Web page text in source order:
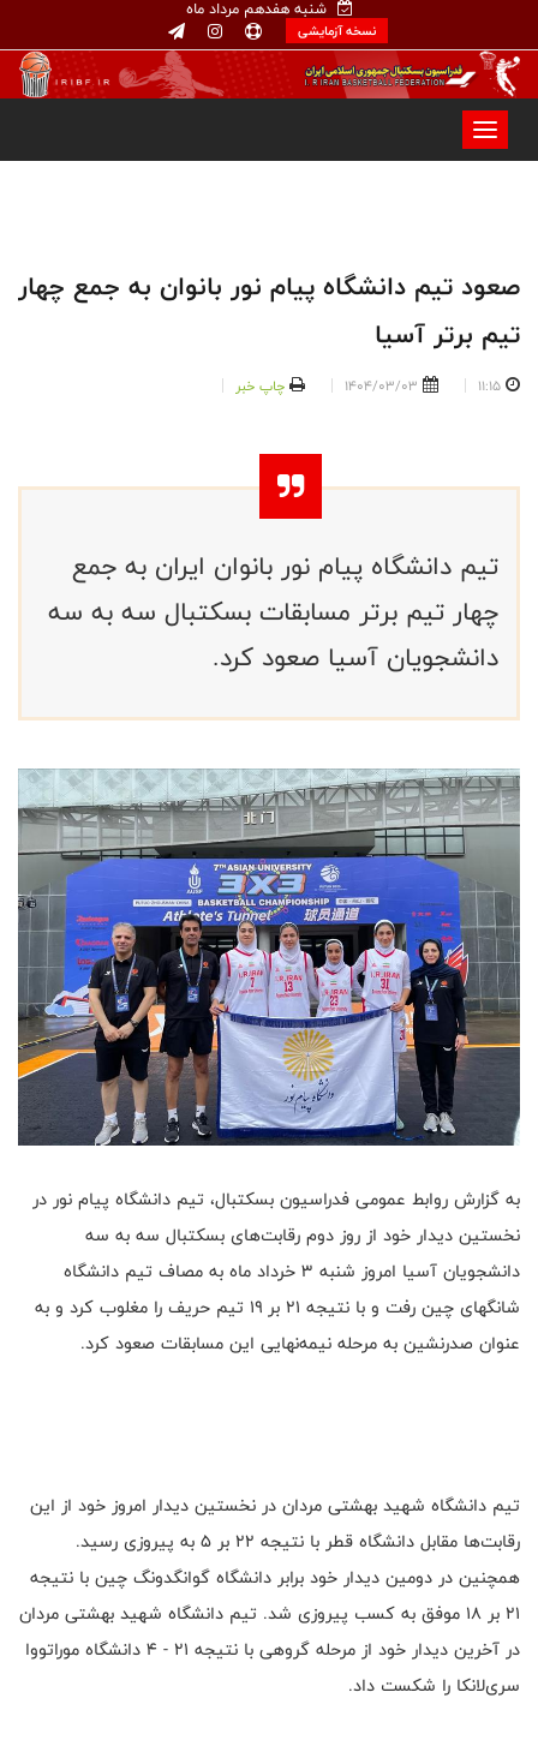
شنبه هفدهم مرداد ماه
نسخه آزمایشی
صعود تیم دانشگاه پیام نور بانوان به جمع چهار
تیم برتر آسیا
11:15
1404/03/03 چاپ خبر
تیم دانشگاه پیام نور بانوان ایران به جمع
چهار تیم برتر مسابقات بسکتبال سه به سه
دانشجویان آسیا صعود کرد.
به گزارش روابط عمومی فدراسیون بسکتبال، تیم دانشگاه پیام نور در
نخستین دیدار خود از روز دوم رقابت‌های بسکتبال سه به سه
دانشجویان آسیا امروز شنبه ۳ خرداد ماه به مصاف تیم دانشگاه
شانگهای چین رفت و با نتیجه ۲۱ بر ۱۹ تیم حریف را مغلوب کرد و به
عنوان صدرنشین به مرحله نیمه‌نهایی این مسابقات صعود کرد.
تیم دانشگاه شهید بهشتی مردان در نخستین دیدار امروز خود از این
رقابت‌ها مقابل دانشگاه قطر با نتیجه ۲۲ بر ۵ به پیروزی رسید.
همچنین در دومین دیدار خود برابر دانشگاه گوانگدونگ چین با نتیجه
۲۱ بر ۱۸ موفق به کسب پیروزی شد. تیم دانشگاه شهید بهشتی مردان
در آخرین دیدار خود از مرحله گروهی با نتیجه ۲۱ - ۴ دانشگاه موراتووا
سری‌لانکا را شکست داد.